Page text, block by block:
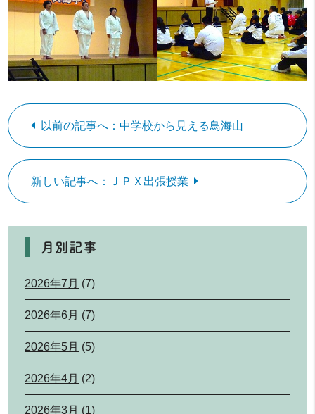
以前の記事へ：中学校から見える鳥海山
新しい記事へ：ＪＰＸ出張授業
月別記事
2026年7月 (7)
2026年6月 (7)
2026年5月 (5)
2026年4月 (2)
2026年3月 (1)